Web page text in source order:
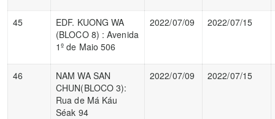
45
EDF. KUONG WA
(BLOCO 8) : Avenida
1º de Maio 506
2022/07/09 2022/07/15
46
NAM WA SAN
CHUN(BLOCO 3):
Rua de Má Káu
Séak 94
2022/07/09 2022/07/15